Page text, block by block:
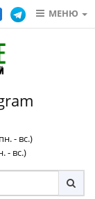
МЕНЮ
- вс.)
- вс.)